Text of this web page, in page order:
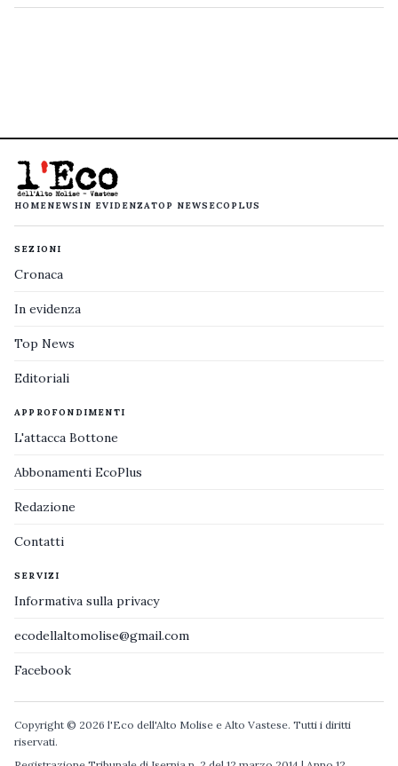
HOMENEWS IN EVIDENZATOP NEWS ECOPLUS
SEZIONI
Cronaca
In evidenza
Top News
Editoriali
APPROFONDIMENTI
L'attacca Bottone
Abbonamenti EcoPlus
Redazione
Contatti
SERVIZI
Informativa sulla privacy
ecodellaltomolise@gmail.com
Facebook
Copyright © 2026 l'Eco dell'Alto Molise e Alto Vastese. Tutti i diritti
riservati.